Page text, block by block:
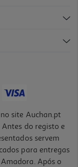
site Auchan.pt
do registo e
servem
para entregas
Após o